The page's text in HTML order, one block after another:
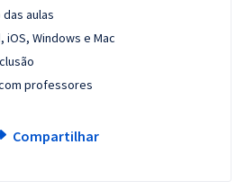
aulas
Windows e Mac
professores
Compartilhar